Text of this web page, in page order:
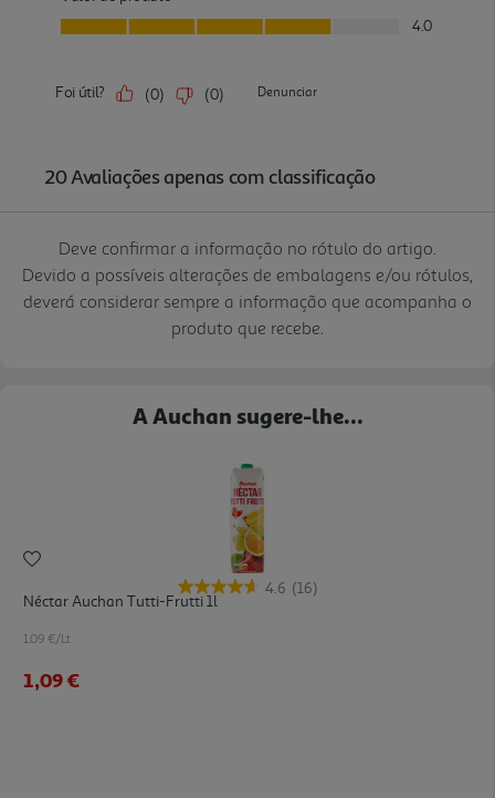
Deve confirmar a informação no rótulo do artigo.
Devido a possíveis alterações de embalagens e/ou rótulos,
deverá considerar sempre a informação que acompanha o
produto que recebe.
A Auchan sugere-lhe...
4.6 (16)
Néctar Auchan Tutti-Frutti 1l
1.09 €/Lt
1,09 €